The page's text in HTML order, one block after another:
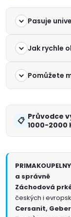
Pasuje
Jak rychle
Pomůžete
Průvodce
1000-2000
a správně
Záchodová
českých i
Cersanit,